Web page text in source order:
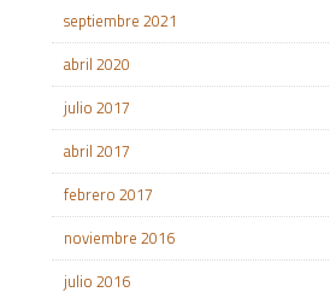
septiembre 2021
abril 2020
julio 2017
abril 2017
febrero 2017
noviembre 2016
julio 2016